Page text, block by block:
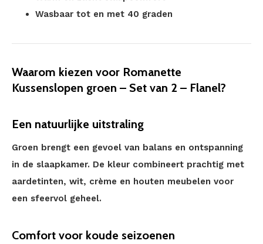
Wasbaar tot en met 40 graden
Waarom kiezen voor Romanette
Kussenslopen groen – Set van 2 – Flanel?
Een natuurlijke uitstraling
Groen brengt een gevoel van balans en ontspanning
in de slaapkamer. De kleur combineert prachtig met
aardetinten, wit, crème en houten meubelen voor
een sfeervol geheel.
Comfort voor koude seizoenen